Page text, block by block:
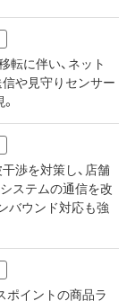
転に伴い、ネット
や見守りセンサー
渉を対策し、店舗
ステムの通信を改
バウンド対応も強
ポイントの商品ラ